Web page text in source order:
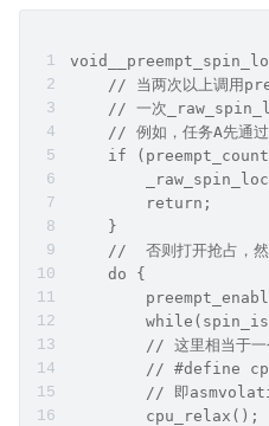
// 当两次以上调用
// 一次
// 例如，任务A先通过
if
        return;
    }
//  否则打开抢占，
    do {
// 这里相当于一
// #define
// 即
        cpu_relax();